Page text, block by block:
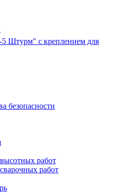
Штурм" с креплением для
безопасности
работ
работ